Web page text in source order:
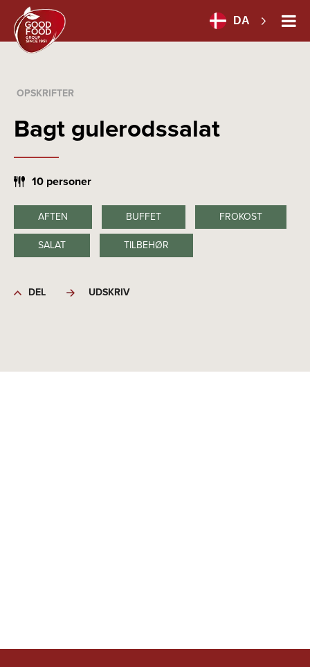
DA
OPSKRIFTER
Bagt gulerodssalat
10 personer
AFTEN BUFFET
FROKOST
SALAT
TILBEHØR
DEL UDSKRIV